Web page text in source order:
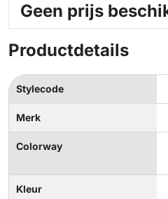
Geen prijs
Productdetails
Stylecode
Merk
Colorway
Kleur